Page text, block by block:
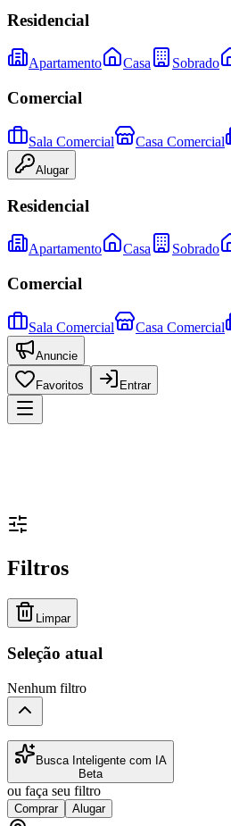
Residencial
Apartamento Casa Sobrado
Comercial
Sala Comercial Casa Comercial
Alugar
Residencial
Apartamento Casa Sobrado
Comercial
Sala Comercial Casa Comercial
Anuncie
Favoritos Entrar
Filtros
Limpar
Seleção atual
Nenhum filtro
Busca Inteligente com IA
Beta
ou faça seu filtro
Comprar Alugar